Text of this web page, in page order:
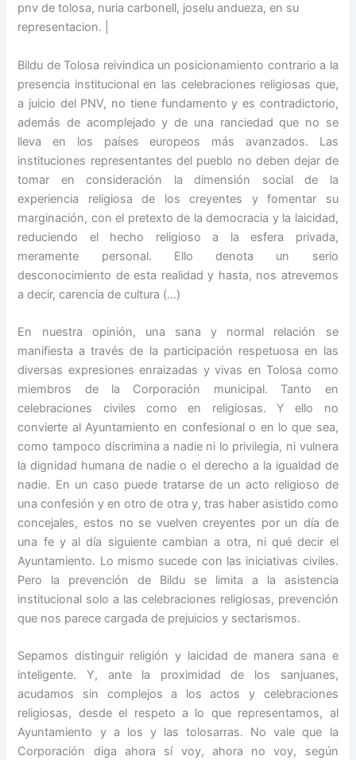
pnv de tolosa, nuria carbonell, joselu andueza, en su
representacion. |
Bildu de Tolosa reivindica un posicionamiento contrario a la
presencia institucional en las celebraciones religiosas que,
a juicio del PNV, no tiene fundamento y es contradictorio,
además de acomplejado y de una ranciedad que no se
lleva en los países europeos más avanzados. Las
instituciones representantes del pueblo no deben dejar de
tomar en consideración la dimensión social de la
experiencia religiosa de los creyentes y fomentar su
marginación, con el pretexto de la democracia y la laicidad,
reduciendo el hecho religioso a la esfera privada,
meramente personal. Ello denota un serio
desconocimiento de esta realidad y hasta, nos atrevemos
a decir, carencia de cultura (…)
En nuestra opinión, una sana y normal relación se
manifiesta a través de la participación respetuosa en las
diversas expresiones enraizadas y vivas en Tolosa como
miembros de la Corporación municipal. Tanto en
celebraciones civiles como en religiosas. Y ello no
convierte al Ayuntamiento en confesional o en lo que sea,
como tampoco discrimina a nadie ni lo privilegia, ni vulnera
la dignidad humana de nadie o el derecho a la igualdad de
nadie. En un caso puede tratarse de un acto religioso de
una confesión y en otro de otra y, tras haber asistido como
concejales, estos no se vuelven creyentes por un día de
una fe y al día siguiente cambian a otra, ni qué decir el
Ayuntamiento. Lo mismo sucede con las iniciativas civiles.
Pero la prevención de Bildu se limita a la asistencia
institucional solo a las celebraciones religiosas, prevención
que nos parece cargada de prejuicios y sectarismos.
Sepamos distinguir religión y laicidad de manera sana e
inteligente. Y, ante la proximidad de los sanjuanes,
acudamos sin complejos a los actos y celebraciones
religiosas, desde el respeto a lo que representamos, al
Ayuntamiento y a los y las tolosarras. No vale que la
Corporación diga ahora sí voy, ahora no voy, según